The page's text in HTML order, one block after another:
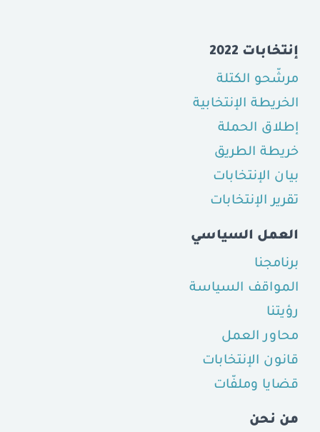
إنتخابات 2022
مرشّحو الكتلة
الخريطة الإنتخابية
إطلاق الحملة
خريطة الطريق
بيان الإنتخابات
تقرير الإنتخابات
العمل السياسي
برنامجنا
المواقف السياسة
رؤيتنا
محاور العمل
قانون الإنتخابات
قضايا وملفّات
من نحن